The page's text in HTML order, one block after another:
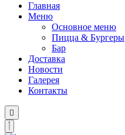
Главная
Меню
Основное меню
Пицца & Бургеры
Бар
Доставка
Новости
Галерея
Контакты